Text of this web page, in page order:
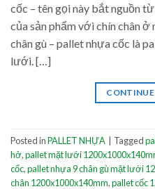
cốc – tên gọi này bắt nguồn
của sản phẩm với chín chân
chân gù – pallet nhựa cốc là
lưới. […]
Posted inPALLET NHỰA Tagged
hở,pallet mặt lưới
cốc,pallet nhựa 9 chân gù mặt lưới
chân 1200x1000x140mm,pallet cốc